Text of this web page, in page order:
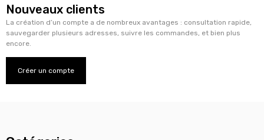
Nouveaux clients
La création d’un compte a de nombreux avantages : consultation rapide,
sauvegarder plusieurs adresses, suivre les commandes, et bien plus
encore.
Créer un compte